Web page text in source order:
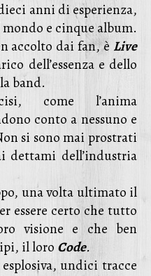
anni di esperienza,
e cinque album.
accolto dai fan, è Live
dell’essenza e dello
band.
come l’anima
conto a nessuno e
si sono mai prostrati
dettami dell’industria
una volta ultimato il
essere certo che tutto
visione e che ben
il loro Code.
undici tracce